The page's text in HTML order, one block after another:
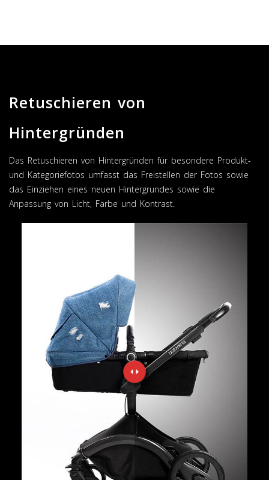
Retuschieren von
Hintergründen
Das Retuschieren von Hintergründen für besondere Produkt-
und Kategoriefotos umfasst das Freistellen der Fotos sowie
das Einziehen eines neuen Hintergrundes sowie die
Anpassung von Licht, Farbe und Kontrast.